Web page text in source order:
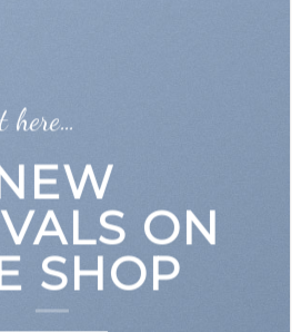
here…
ON
SHOP